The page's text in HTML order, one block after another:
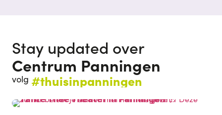
Stay updated over
Centrum Panningen
volg #thuisinpanningen